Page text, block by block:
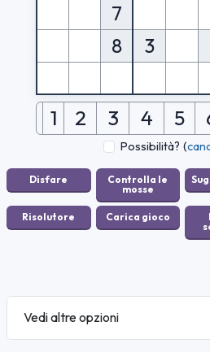
7
8
3
1 2 3 4 5
Possibilità? (
Vedi altre opzioni